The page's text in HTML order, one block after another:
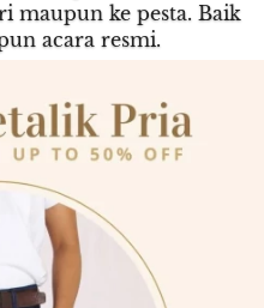
maupun ke pesta. Baik
acara resmi.